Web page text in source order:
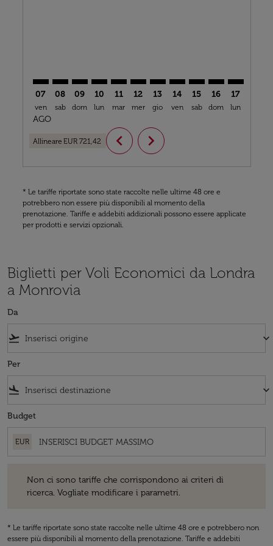
07
ven
AGO
08
sab
09
dom
10
lun
11
mar
12
mer
13
gio
14
ven
15
sab
16
dom
17
lun
Allineare EUR 721,42 chevron_left chevron_right
* Le tariffe riportate sono state raccolte nelle ultime 48 ore e
potrebbero non essere più disponibili al momento della
prenotazione. Tariffe e addebiti addizionali possono essere applicate
per prodotti e servizi opzionali.
Biglietti per Voli Economici da Londra
a Monrovia
Da
flight_takeoff keyboard_arrow_down
Per
flight_land keyboard_arrow_down
Budget
EUR
Non ci sono tariffe che corrispondono ai criteri di
ricerca. Vogliate modificare i parametri.
* Le tariffe riportate sono state raccolte nelle ultime 48 ore e potrebbero non
essere più disponibili al momento della prenotazione. Tariffe e addebiti